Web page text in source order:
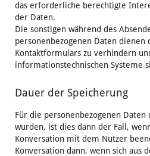
das erforderliche berechtigte
der Daten.
Die sonstigen während des
personenbezogenen Daten dienen
Kontaktformulars zu verhindern
informationstechnischen Systeme
Dauer der Speicherung
Für die personenbezogenen
wurden, ist dies dann der Fall,
Konversation mit dem Nutzer
Konversation dann, wenn sich aus